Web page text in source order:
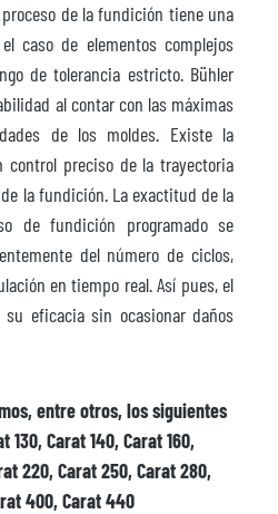
de la fundición tiene una
caso de elementos complejos
de tolerancia estricto. Bühler
al contar con las máximas
de los moldes. Existe la
control preciso de la trayectoria
la fundición. La exactitud de la
de fundición programado se
del número de ciclos,
en tiempo real. Así pues, el
su eficacia sin ocasionar daños
entre otros, los siguientes
130, Carat 140, Carat 160,
220, Carat 250, Carat 280,
400, Carat 440